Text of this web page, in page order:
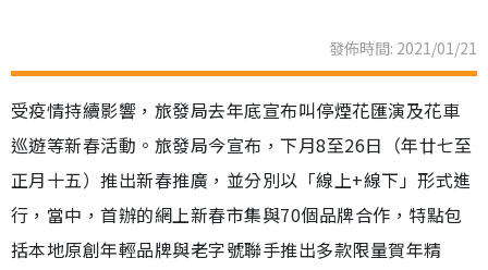
發佈時間: 2021/01/21
受疫情持續影響，旅發局去年底宣布叫停煙花匯演及花車
巡遊等新春活動。旅發局今宣布，下月8至26日（年廿七至
正月十五）推出新春推廣，並分別以「線上+線下」形式進
行，當中，首辦的網上新春市集與70個品牌合作，特點包
括本地原創年輕品牌與老字號聯手推出多款限量賀年精